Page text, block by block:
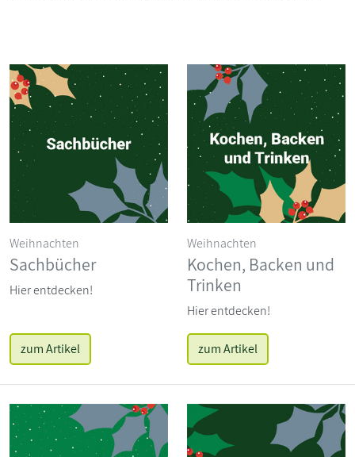
Weihnachten
Sachbücher
Hier entdecken!
zum Artikel
Weihnachten
Kochen, Backen und
Trinken
Hier entdecken!
zum Artikel